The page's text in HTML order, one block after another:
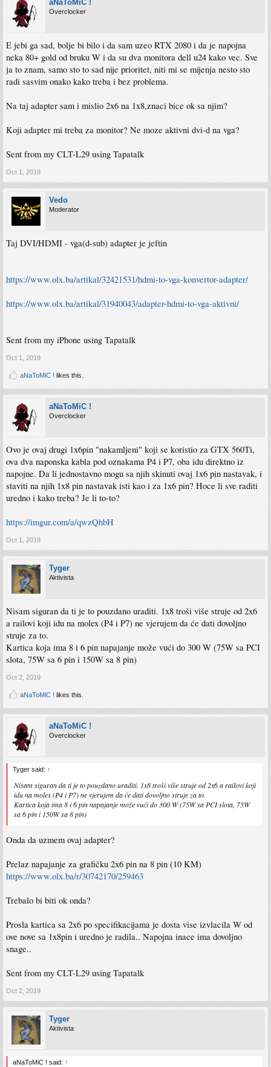
aNaToMiC !
Overclocker
E jebi ga sad, bolje bi bilo i da sam uzeo RTX 2080 i da je napojna
neka 80+ gold od bruku W i da su dva monitora dell u24 kako vec. Sve
ja to znam, samo sto to sad nije prioritet, niti mi se mijenja nesto sto
radi sasvim onako kako treba i bez problema.
Na taj adapter sam i mislio 2x6 na 1x8,znaci bice ok sa njim?
Koji adapter mi treba za monitor? Ne moze aktivni dvi-d na vga?
Sent from my CLT-L29 using Tapatalk
Oct 1, 2019
Vedo
Moderator
Taj DVI/HDMI - vga(d-sub) adapter je jeftin
https://www.olx.ba/artikal/32421531/hdmi-to-vga-konvertor-adapter/
https://www.olx.ba/artikal/31940043/adapter-hdmi-to-vga-aktivni/
Sent from my iPhone using Tapatalk
Oct 1, 2019
aNaToMiC ! likes this.
aNaToMiC !
Overclocker
Ovo je ovaj drugi 1x6pin "nakamljeni" koji se koristio za GTX 560Ti,
ova dva naponska kabla pod oznakama P4 i P7, oba idu direktno iz
napojne. Da li jednostavno mogu sa njih skinuti ovaj 1x6 pin nastavak, i
staviti na njih 1x8 pin nastavak isti kao i za 1x6 pin? Hoce li sve raditi
uredno i kako treba? Je li to-to?
https://imgur.com/a/qwzQhbH
Oct 1, 2019
Tyger
Aktivista
Nisam siguran da ti je to pouzdano uraditi. 1x8 troši više struje od 2x6
a railovi koji idu na molex (P4 i P7) ne vjerujem da će dati dovoljno
struje za to.
Kartica koja ima 8 i 6 pin napajanje može vući do 300 W (75W sa PCI
slota, 75W sa 6 pin i 150W sa 8 pin)
Oct 2, 2019
aNaToMiC ! likes this.
aNaToMiC !
Overclocker
Tyger said: ↑
Nisam siguran da ti je to pouzdano uraditi. 1x8 troši više struje od 2x6 a railovi koji
idu na molex (P4 i P7) ne vjerujem da će dati dovoljno struje za to.
Kartica koja ima 8 i 6 pin napajanje može vući do 300 W (75W sa PCI slota, 75W
sa 6 pin i 150W sa 8 pin)
Onda da uzmem ovaj adapter?
Prelaz napajanje za grafičku 2x6 pin na 8 pin (10 KM)
https://www.olx.ba/r/30742170/259463
Trebalo bi biti ok onda?
Prosla kartica sa 2x6 po specifikacijama je dosta vise izvlacila W od
ove nove sa 1x8pin i uredno je radila.. Napojna inace ima dovoljno
snage..
Sent from my CLT-L29 using Tapatalk
Oct 2, 2019
Tyger
Aktivista
aNaToMiC ! said: ↑